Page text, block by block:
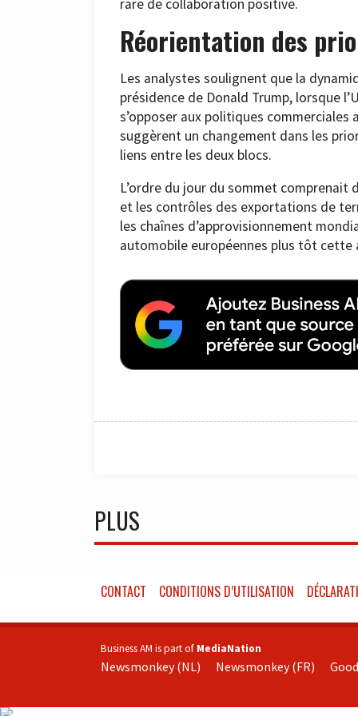
rare de collaboration positive.
Réorientation des
Les analystes soulignent que la
présidence de Donald Trump, lorsque
s’opposer aux politiques
suggèrent un changement dans les
liens entre les deux blocs.
L’ordre du jour du sommet
et les contrôles des exportations de
les chaînes d’approvisionnement
automobile européennes plus tôt cette
PLUS
CONTACT CONDITIONS D’UTILISATION
Business AM is part of MediaNation
Newsmonkey (NL) Newsmonkey (FR)